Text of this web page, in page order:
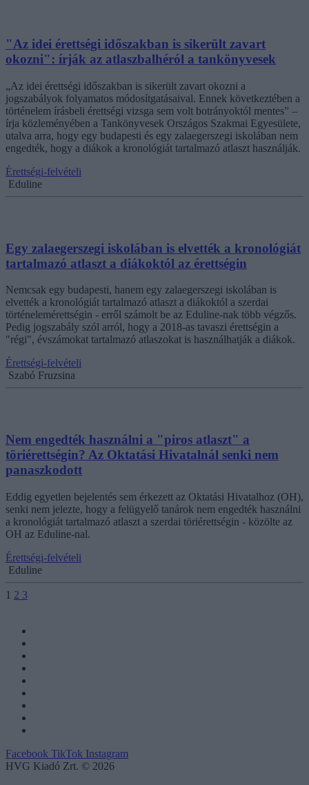
"Az idei érettségi időszakban is sikerült zavart
okozni": írják az atlaszbalhéról a tankönyvesek
„Az idei érettségi időszakban is sikerült zavart okozni a
jogszabályok folyamatos módosítgatásaival. Ennek következtében a
történelem írásbeli érettségi vizsga sem volt botrányoktól mentes” –
írja közleményében a Tankönyvesek Országos Szakmai Egyesülete,
utalva arra, hogy egy budapesti és egy zalaegerszegi iskolában nem
engedték, hogy a diákok a kronológiát tartalmazó atlaszt használják.
Érettségi-felvételi
Eduline
Egy zalaegerszegi iskolában is elvették a kronológiát
tartalmazó atlaszt a diákoktól az érettségin
Nemcsak egy budapesti, hanem egy zalaegerszegi iskolában is
elvették a kronológiát tartalmazó atlaszt a diákoktól a szerdai
történelemérettségin - erről számolt be az Eduline-nak több végzős.
Pedig jogszabály szól arról, hogy a 2018-as tavaszi érettségin a
"régi", évszámokat tartalmazó atlaszokat is használhatják a diákok.
Érettségi-felvételi
Szabó Fruzsina
Nem engedték használni a "piros atlaszt" a
töriérettségin? Az Oktatási Hivatalnál senki nem
panaszkodott
Eddig egyetlen bejelentés sem érkezett az Oktatási Hivatalhoz (OH),
senki nem jelezte, hogy a felügyelő tanárok nem engedték használni
a kronológiát tartalmazó atlaszt a szerdai töriérettségin - közölte az
OH az Eduline-nal.
Érettségi-felvételi
Eduline
1 2 3
Facebook TikTok Instagram
HVG Kiadó Zrt. © 2026